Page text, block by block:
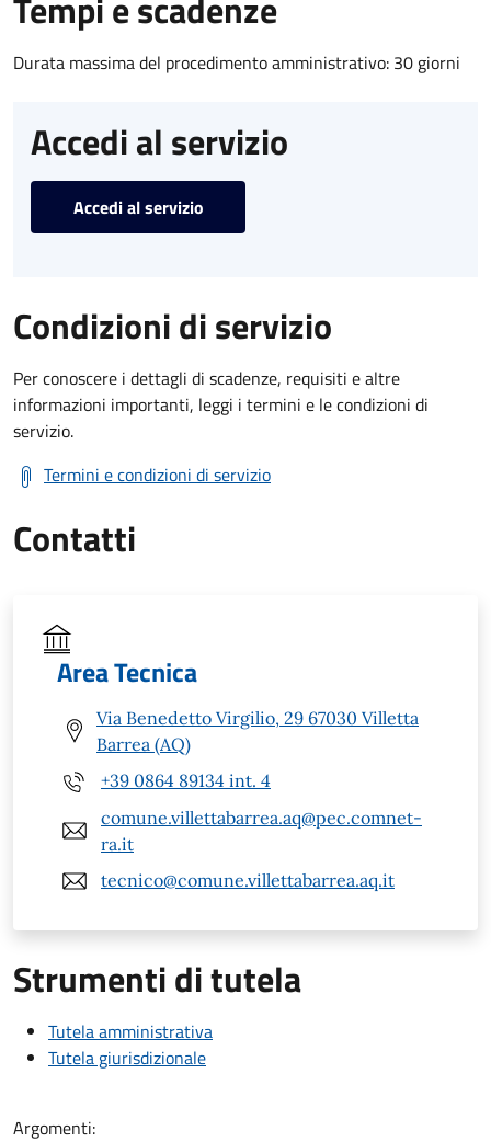
Durata massima del procedimento amministrativo: 30 giorni
Accedi al servizio
Accedi al servizio
Condizioni di servizio
Per conoscere i dettagli di scadenze, requisiti e altre
informazioni importanti, leggi i termini e le condizioni di
servizio.
Termini e condizioni di servizio
Contatti
Area Tecnica
Via Benedetto Virgilio, 29 67030 Villetta
Barrea (AQ)
+39 0864 89134 int. 4
comune.villettabarrea.aq@pec.comnet-
ra.it
tecnico@comune.villettabarrea.aq.it
Strumenti di tutela
Tutela amministrativa
Tutela giurisdizionale
Argomenti: